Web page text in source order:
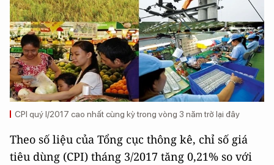
CPI quý I/2017 cao nhất cùng kỳ trong vòng 3 năm trở lại đây
Theo số liệu của Tổng cục thông kê, chỉ số giá
tiêu dùng (CPI) tháng 3/2017 tăng 0,21% so với